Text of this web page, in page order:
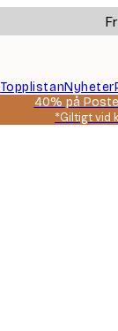
TopplistanNyheter
40% på
*Giltigt vid